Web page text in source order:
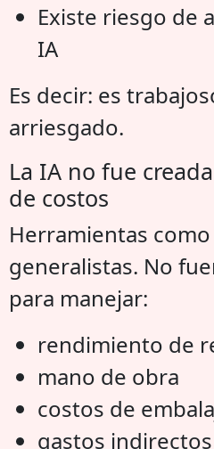
Existe riesgo de
IA
Es decir: es
arriesgado.
La IA no fue
de costos
Herramientas
generalistas. No
para manejar:
rendimiento de
mano de obra
costos de
gastos indirectos